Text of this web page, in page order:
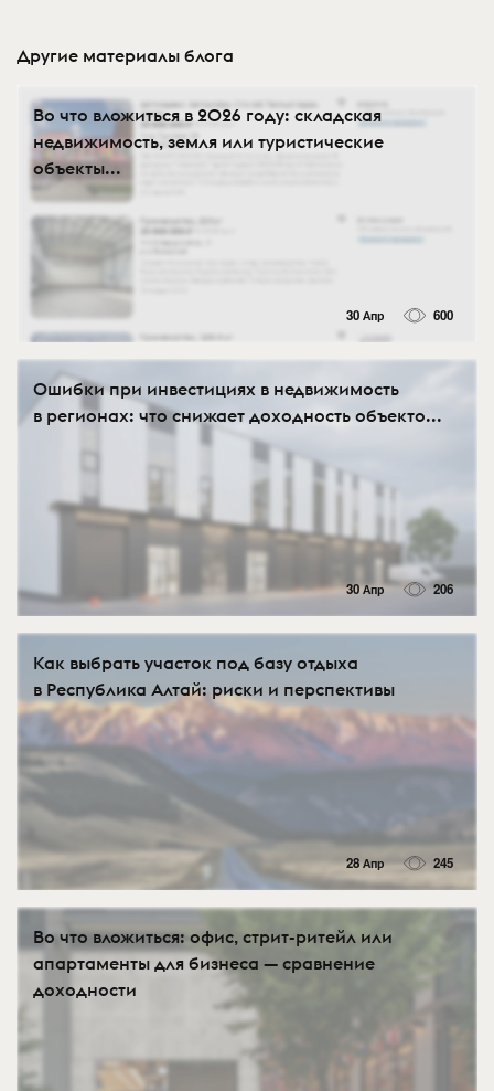
Другие материалы блога
Во что вложиться в 2026 году: складская
недвижимость, земля или туристические
объекты...
30 Апр 600
Ошибки при инвестициях в недвижимость
в регионах: что снижает доходность объекто...
30 Апр 206
Как выбрать участок под базу отдыха
в Республика Алтай: риски и перспективы
28 Апр 245
Во что вложиться: офис, стрит-ритейл или
апартаменты для бизнеса — сравнение
доходности